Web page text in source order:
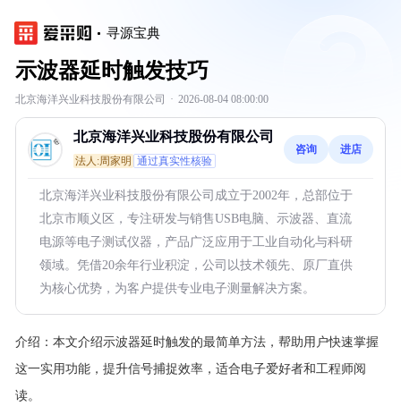
寻源宝典
示波器延时触发技巧
北京海洋兴业科技股份有限公司 · 2026-08-04 08:00:00
北京海洋兴业科技股份有限公司
法人:周家明 通过真实性核验
咨询 进店
北京海洋兴业科技股份有限公司成立于2002年，总部位于
北京市顺义区，专注研发与销售USB电脑、示波器、直流
电源等电子测试仪器，产品广泛应用于工业自动化与科研
领域。凭借20余年行业积淀，公司以技术领先、原厂直供
为核心优势，为客户提供专业电子测量解决方案。
介绍： 本文介绍示波器延时触发的最简单方法，帮助用户快速掌握
这一实用功能，提升信号捕捉效率，适合电子爱好者和工程师阅
读。